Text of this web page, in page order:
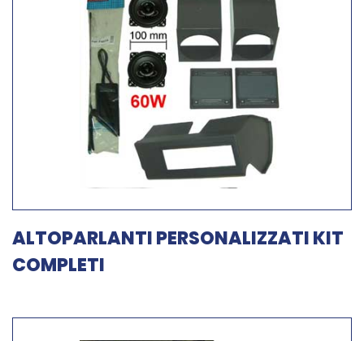
ALTOPARLANTI PERSONALIZZATI KIT
COMPLETI